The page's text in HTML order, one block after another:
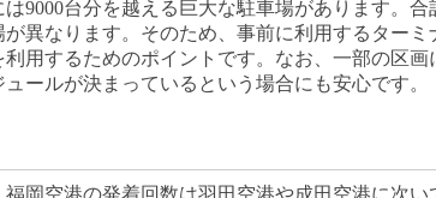
9000台分を越える巨大な駐車場があります。
異なります。そのため、事前に利用するター
用するためのポイントです。なお、一部の区
ールが決まっているという場合にも安心です。
岡空港の発着回数は羽田空港や成田空港に次